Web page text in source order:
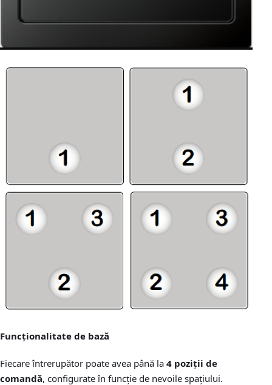
Funcționalitate de bază
Fiecare întrerupător poate avea până la 4 poziții de
comandă, configurate în funcție de nevoile spațiului.